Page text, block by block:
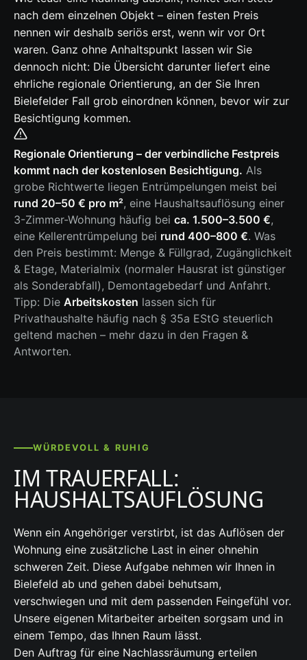
nach dem einzelnen Objekt – einen festen Preis
nennen wir deshalb seriös erst, wenn wir vor Ort
waren. Ganz ohne Anhaltspunkt lassen wir Sie
dennoch nicht: Die Übersicht darunter liefert eine
ehrliche regionale Orientierung, an der Sie Ihren
Bielefelder Fall grob einordnen können, bevor wir zur
Besichtigung kommen.
Regionale Orientierung – der verbindliche Festpreis
kommt nach der kostenlosen Besichtigung. Als
grobe Richtwerte liegen Entrümpelungen meist bei
rund 20–50 € pro m², eine Haushaltsauflösung einer
3-Zimmer-Wohnung häufig bei ca. 1.500–3.500 €,
eine Kellerentrümpelung bei rund 400–800 €. Was
den Preis bestimmt: Menge & Füllgrad, Zugänglichkeit
& Etage, Materialmix (normaler Hausrat ist günstiger
als Sonderabfall), Demontagebedarf und Anfahrt.
Tipp: Die Arbeitskosten lassen sich für
Privathaushalte häufig nach § 35a EStG steuerlich
geltend machen – mehr dazu in den Fragen &
Antworten.
WÜRDEVOLL & RUHIG
IM TRAUERFALL:
HAUSHALTSAUFLÖSUNG
Wenn ein Angehöriger verstirbt, ist das Auflösen der
Wohnung eine zusätzliche Last in einer ohnehin
schweren Zeit. Diese Aufgabe nehmen wir Ihnen in
Bielefeld ab und gehen dabei behutsam,
verschwiegen und mit dem passenden Feingefühl vor.
Unsere eigenen Mitarbeiter arbeiten sorgsam und in
einem Tempo, das Ihnen Raum lässt.
Den Auftrag für eine Nachlassräumung erteilen